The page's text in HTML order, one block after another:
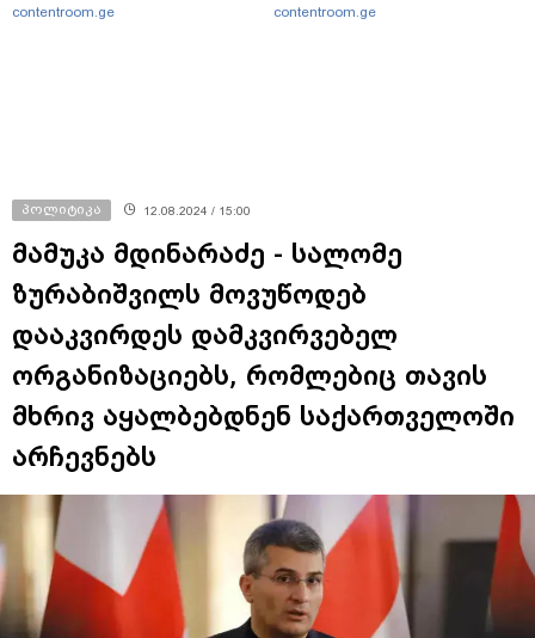
contentroom.ge
contentroom.ge
პოლიტიკა 12.08.2024 / 15:00
მამუკა მდინარაძე - სალომე
ზურაბიშვილს მოვუწოდებ
დააკვირდეს დამკვირვებელ
ორგანიზაციებს, რომლებიც თავის
მხრივ აყალბებდნენ საქართველოში
არჩევნებს